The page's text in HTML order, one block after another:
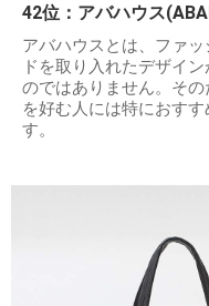
42位：アバハウス
アバハウスとは、ファ
ドを取り入れたデザイ
のではありません。そ
を好む人には特におす
す。